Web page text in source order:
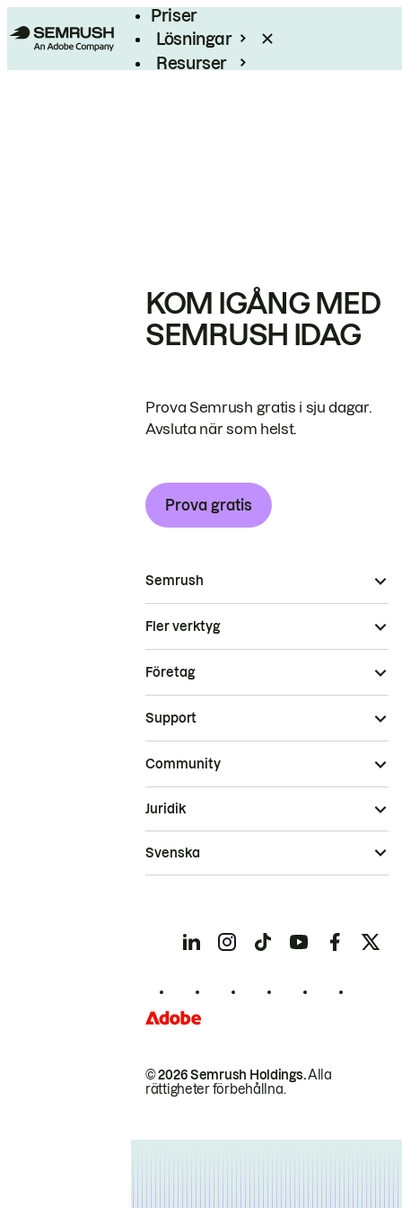
Priser
Lösningar
Resurser
KOM IGÅNG MED
SEMRUSH IDAG
Prova Semrush gratis i sju dagar.
Avsluta när som helst.
Prova gratis
Semrush
Fler verktyg
Företag
Support
Community
© 2026 Semrush Holdings.Alla
rättigheter förbehållna.
Juridik
Svenska